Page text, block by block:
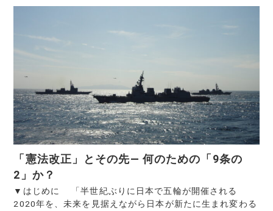
「憲法改正」とその先― 何のための「9条の
2」か？
▼はじめに 「半世紀ぶりに日本で五輪が開催される
2020年を、未来を見据えながら日本が新たに生まれ変わる